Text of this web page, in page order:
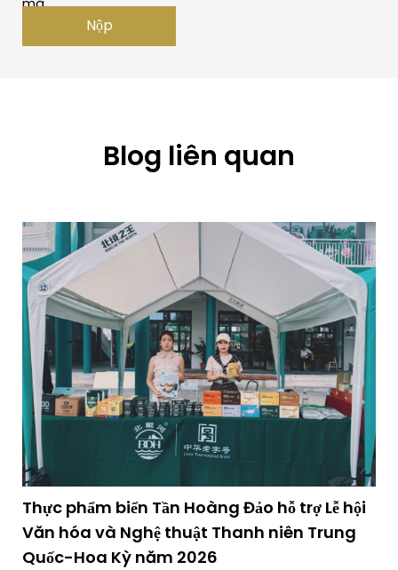
Nộp
Blog liên quan
Thực phẩm biển Tần Hoàng Đảo hỗ trợ Lễ hội
Văn hóa và Nghệ thuật Thanh niên Trung
Quốc-Hoa Kỳ năm 2026